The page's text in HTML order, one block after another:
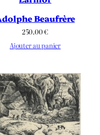
Beaufrère
250.00€
Ajouter au panier